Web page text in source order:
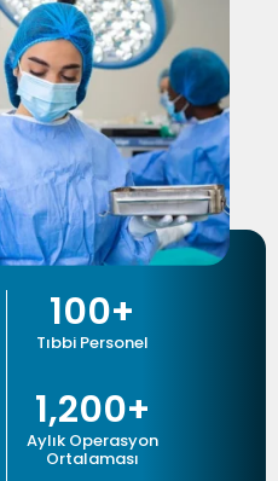
Tıbbi Personel
100+
Aylık Operasyon
Ortalaması
1,200+